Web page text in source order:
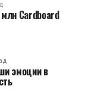
Cardboard
эмоции в